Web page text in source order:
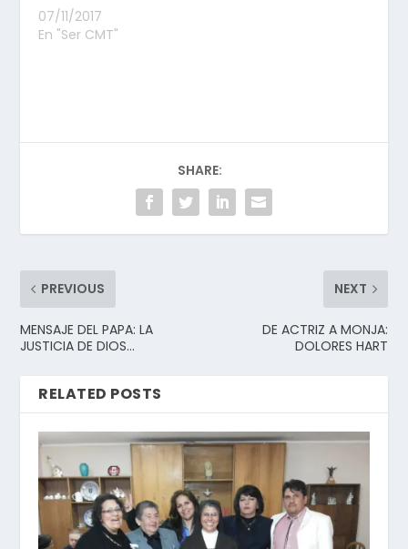
07/11/2017
En "Ser CMT"
SHARE:
PREVIOUS
MENSAJE DEL PAPA: LA
JUSTICIA DE DIOS…
NEXT
DE ACTRIZ A MONJA:
DOLORES HART
RELATED POSTS